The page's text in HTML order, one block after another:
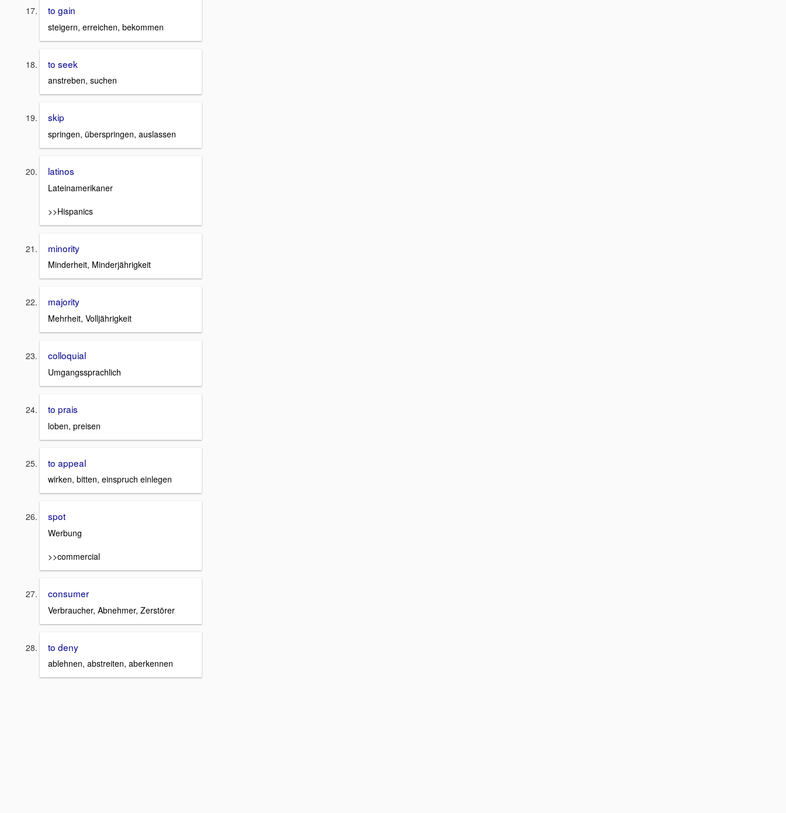
to gain
steigern, erreichen, bekommen
to seek
anstreben, suchen
skip
springen, überspringen, auslassen
latinos
Lateinamerikaner
>>Hispanics
minority
Minderheit, Minderjährigkeit
majority
Mehrheit, Volljährigkeit
colloquial
Umgangssprachlich
to prais
loben, preisen
to appeal
wirken, bitten, einspruch einlegen
spot
Werbung
>>commercial
consumer
Verbraucher, Abnehmer, Zerstörer
to deny
ablehnen, abstreiten, aberkennen